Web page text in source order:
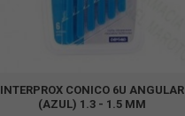
INTERPROX CONICO 6U ANGULAR
(AZUL) 1.3 - 1.5 MM